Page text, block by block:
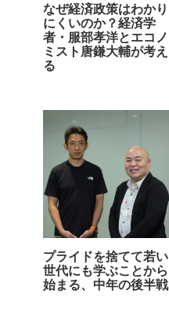
なぜ経済政策はわかり
にくいのか？経済学
者・服部孝洋とエコノ
ミスト唐鎌大輔が考え
る
プライドを捨てて若い
世代にも学ぶことから
始まる、中年の後半戦